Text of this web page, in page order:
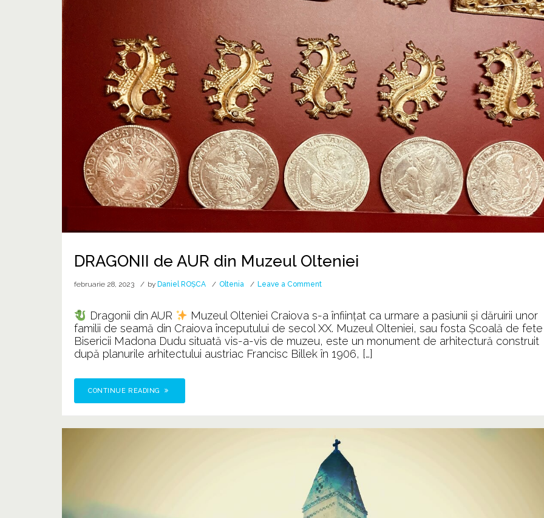
DRAGONII de AUR din Muzeul Olteniei
februarie 28, 2023 by Daniel ROȘCA Oltenia Leave a Commenton
AUR
din
Muzeul
Olteniei
Dragonii din AUR
Muzeul Olteniei Craiova s-a înfiinţat ca urmare a pasiunii şi dăruirii unor
familii de seamă din Craiova începutului de secol XX. Muzeul Olteniei, sau fosta Școală de
Bisericii Madona Dudu situată vis-a-vis de muzeu, este un monument de arhitectură construit
după planurile arhitectului austriac Francisc Billek în 1906, […]
CONTINUE READING